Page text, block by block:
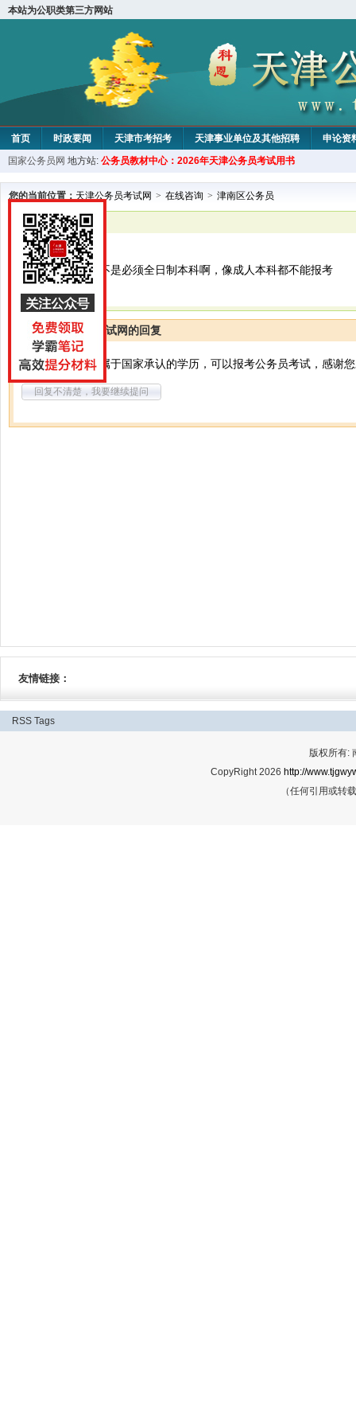
本站为公职类第三方网站
首页 时政要闻 天津市考招考 天津事业单位及其他招聘 申论资
教材中心
国家公务员网 地方站: 公务员教材中心：2026年天津公务员考试用书
您的当前位置： 天津公务员考试网 > 在线咨询 > 津南区公务员
已解决
津南区公务员
现在最低学历是不是必须全日制本科啊，像成人本科都不能报考
天津公务员考试网的回复
您好，成人本科属于国家承认的学历，可以报考公务员考试，感谢
回复不清楚，我要继续提问
友情链接：
RSS Tags
版权所有:
CopyRight 2026 http://
（任何引用或转